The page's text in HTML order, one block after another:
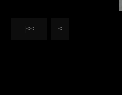
|<< <